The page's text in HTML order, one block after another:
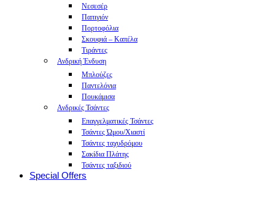
Νεσεσέρ
Παπιγιόν
Πορτοφόλια
Σκουφιά – Καπέλα
Τιράντες
Ανδρική Ένδυση
Μπλούζες
Παντελόνια
Πουκάμισα
Ανδρικές Τσάντες
Επαγγελματικές Τσάντες
Τσάντες Ώμου/Χιαστί
Τσάντες ταχυδρόμου
Σακίδια Πλάτης
Τσάντες ταξιδιού
Special Offers